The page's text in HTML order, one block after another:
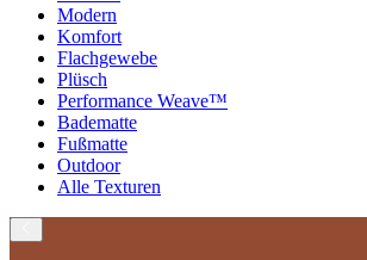
Modern
Komfort
Flachgewebe
Plüsch
Performance Weave™
Badematte
Fußmatte
Outdoor
Alle Texturen